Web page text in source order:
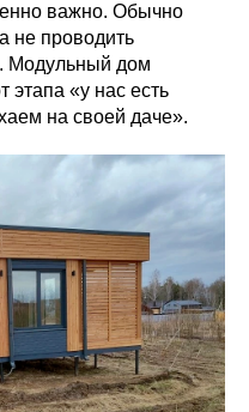
важно. Обычно
не проводить
Модульный дом
этапа «у нас есть
на своей даче».